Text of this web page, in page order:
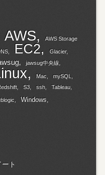
AWS AWS Storage
EC2 Glacier
jawsug中央線
Mac
mySQL
S3 ssh Tableau
Windows
ト